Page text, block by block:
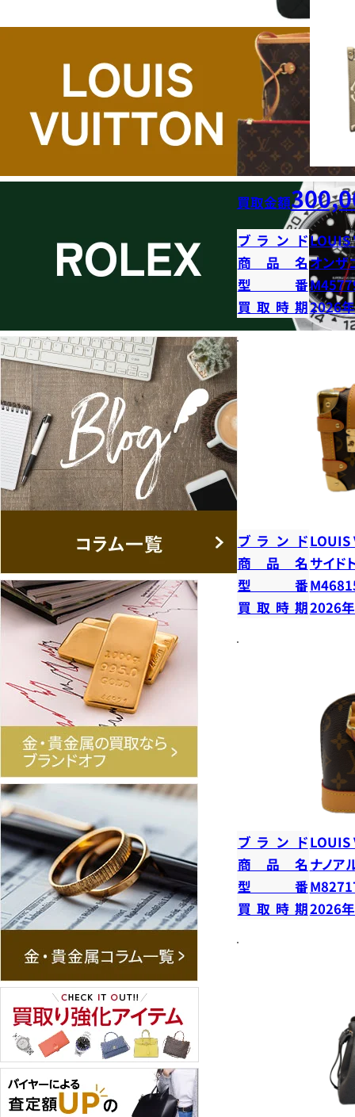
買取金額
ブランドLOUIS
商品名オンザ
型番
買取時期2026
ブランドLOUIS
商品名 サイド
型番
買取時期2026
ブランドLOUIS
商品名 ナノア
型番
買取時期2026